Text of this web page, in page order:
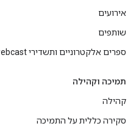
אירועים
שותפים
ספרים אלקטרוניים ותשדירי webcast
תמיכה וקהילה
קהילה
סקירה כללית על התמיכה